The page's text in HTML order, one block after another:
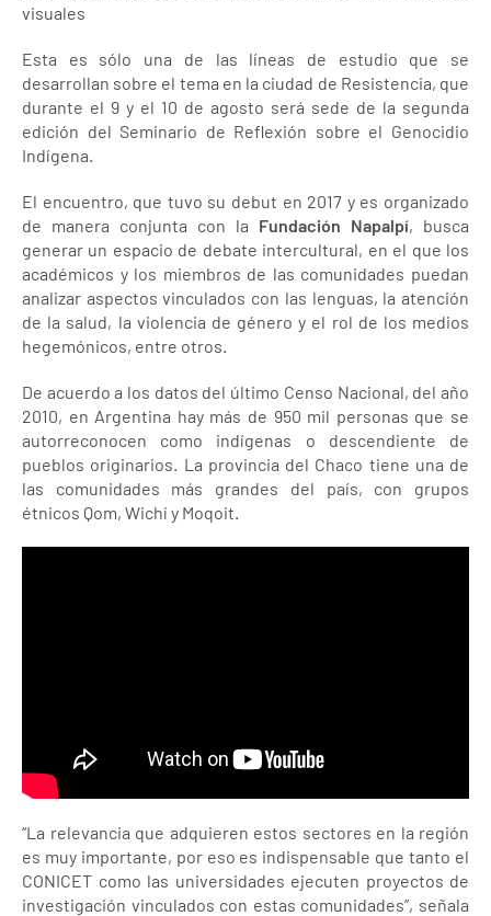
visuales
Esta es sólo una de las líneas de estudio que se
desarrollan sobre el tema en la ciudad de Resistencia, que
durante el 9 y el 10 de agosto será sede de la segunda
edición del Seminario de Reflexión sobre el Genocidio
Indígena.
El encuentro, que tuvo su debut en 2017 y es organizado
de manera conjunta con la Fundación Napalpí, busca
generar un espacio de debate intercultural, en el que los
académicos y los miembros de las comunidades puedan
analizar aspectos vinculados con las lenguas, la atención
de la salud, la violencia de género y el rol de los medios
hegemónicos, entre otros.
De acuerdo a los datos del último Censo Nacional, del año
2010, en Argentina hay más de 950 mil personas que se
autorreconocen como indígenas o descendiente de
pueblos originarios. La provincia del Chaco tiene una de
las comunidades más grandes del país, con grupos
étnicos Qom, Wichí y Moqoit.
“La relevancia que adquieren estos sectores en la región
es muy importante, por eso es indispensable que tanto el
CONICET como las universidades ejecuten proyectos de
investigación vinculados con estas comunidades”, señala